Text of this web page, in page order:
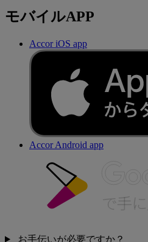
モバイルAPP
Accor iOS app
Accor Android app
お手伝いが必要ですか？